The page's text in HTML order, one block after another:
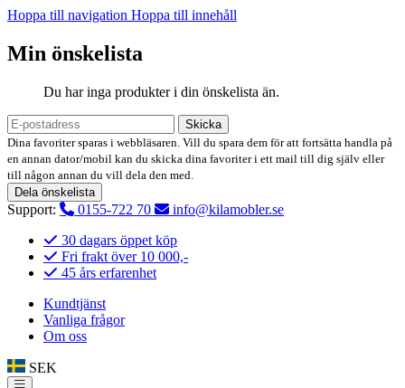
Hoppa till navigation Hoppa till innehåll
Min önskelista
Du har inga produkter i din önskelista än.
Skicka
Dina favoriter sparas i webbläsaren. Vill du spara dem för att fortsätta handla på
en annan dator/mobil kan du skicka dina favoriter i ett mail till dig själv eller
till någon annan du vill dela den med.
Dela önskelista
Support: 0155-722 70
info@kilamobler.se
30 dagars öppet köp
Fri frakt över 10 000,-
45 års erfarenhet
Kundtjänst
Vanliga frågor
Om oss
SEK